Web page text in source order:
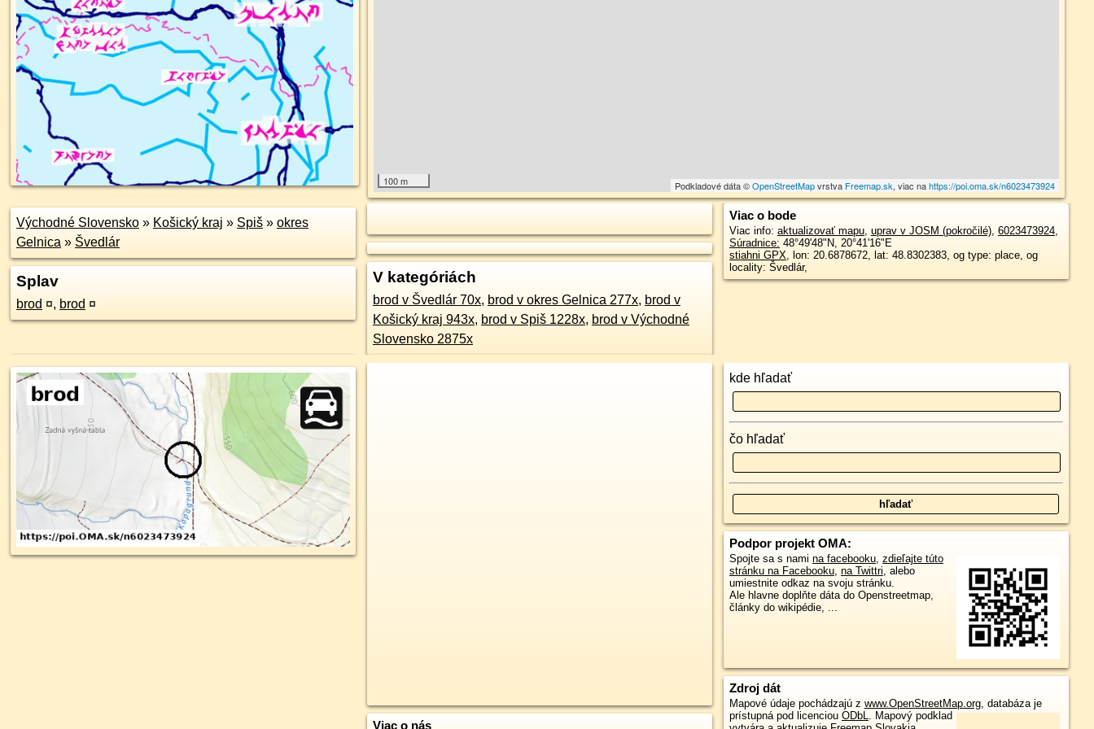
100 m Podkladové dáta ©OpenStreetMapvrstva Freemap.sk, viac nahttps://poi.oma.sk/n6023473924
Východné Slovensko » Košický kraj » Spiš » okres
Gelnica » Švedlár
Splav
brod ¤, brod ¤
V kategóriách
brod v Švedlár 70x, brod v okres Gelnica 277x, brod v
Košický kraj 943x, brod v Spiš 1228x, brod v Východné
Slovensko 2875x
Viac o bode
Viac info: aktualizovať mapu, uprav v JOSM (pokročilé), 6023473924,
Súradnice: 48°49'48"N, 20°41'16"E
stiahni GPX, lon: 20.6878672, lat: 48.8302383, og type: place, og
locality: Švedlár,
Viac o nás
kde hľadať
čo hľadať
Podpor projekt OMA:
Spojte sa s nami na facebooku, zdieľajte túto
stránku na Facebooku, na Twittri, alebo
umiestnite odkaz na svoju stránku.
Ale hlavne doplňte dáta do Openstreetmap,
články do wikipédie, ...
Zdroj dát
Mapové údaje pochádzajú z www.OpenStreetMap.org, databáza je
prístupná pod licenciou ODbL. Mapový podklad